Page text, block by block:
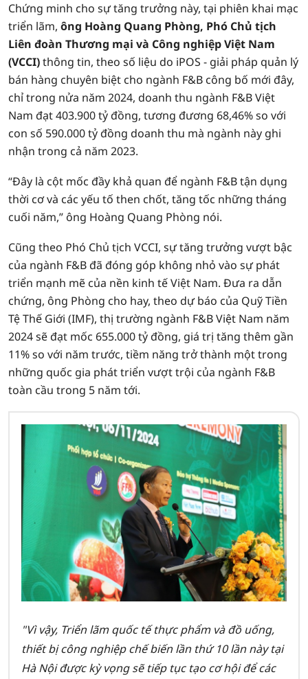
Chứng minh cho sự tăng trưởng này, tại phiên khai mạc
triển lãm, ông Hoàng Quang Phòng, Phó Chủ tịch
Liên đoàn Thương mại và Công nghiệp Việt Nam
(VCCI)thông tin, theo số liệu do iPOS - giải pháp quản lý
bán hàng chuyên biệt cho ngành F&B công bố mới đây,
chỉ trong nửa năm 2024, doanh thu ngành F&B Việt
Nam đạt 403.900 tỷ đồng, tương đương 68,46% so với
con số 590.000 tỷ đồng doanh thu mà ngành này ghi
nhận trong cả năm 2023.
“Đây là cột mốc đầy khả quan để ngành F&B tận dụng
thời cơ và các yếu tố then chốt, tăng tốc những tháng
cuối năm,” ông Hoàng Quang Phòng nói.
Cũng theo Phó Chủ tịch VCCI, sự tăng trưởng vượt bậc
của ngành F&B đã đóng góp không nhỏ vào sự phát
triển mạnh mẽ của nền kinh tế Việt Nam. Đưa ra dẫn
chứng, ông Phòng cho hay, theo dự báo của Quỹ Tiền
Tệ Thế Giới (IMF), thị trường ngành F&B Việt Nam năm
2024 sẽ đạt mốc 655.000 tỷ đồng, giá trị tăng thêm gần
11% so với năm trước, tiềm năng trở thành một trong
những quốc gia phát triển vượt trội của ngành F&B
toàn cầu trong 5 năm tới.
"Vì vậy, Triển lãm quốc tế thực phẩm và đồ uống,
thiết bị công nghiệp chế biến lần thứ 10 lần này tại
Hà Nội được kỳ vọng sẽ tiếp tục tạo cơ hội để các